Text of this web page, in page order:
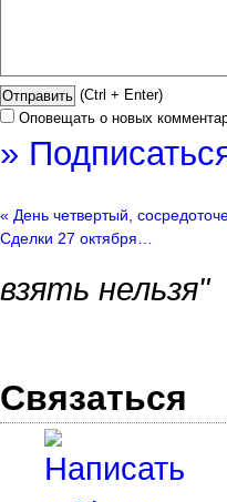
(Ctrl + Enter)
Оповещать о новых
»
« День четвертый,
Сделки 27 октября…
взять нельзя"
Связаться